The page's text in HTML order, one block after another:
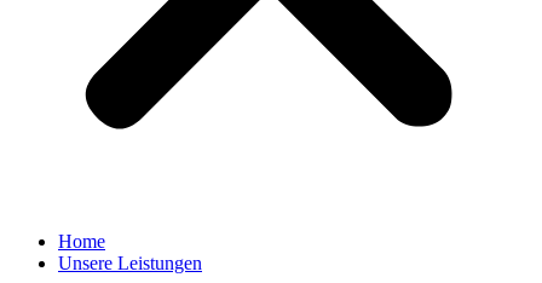
Home
Unsere Leistungen